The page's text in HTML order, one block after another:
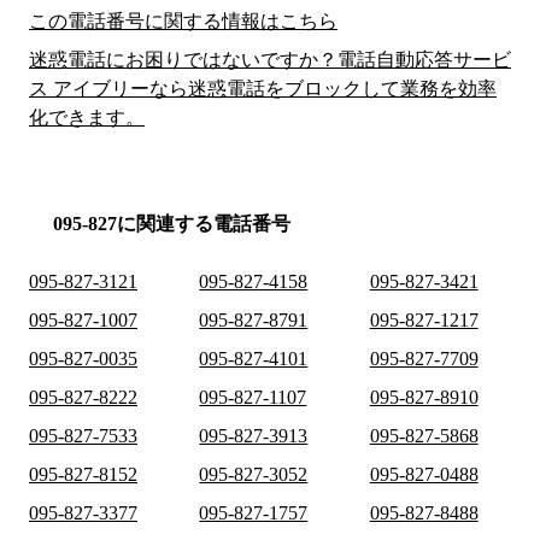
この電話番号に関する情報はこちら
迷惑電話にお困りではないですか？電話自動応答サービ
ス アイブリーなら迷惑電話をブロックして業務を効率
化できます。
095-827に関連する電話番号
095-827-3121 095-827-4158
095-827-3421
095-827-1007
095-827-8791
095-827-1217
095-827-0035
095-827-4101
095-827-7709
095-827-8222
095-827-1107
095-827-8910
095-827-7533
095-827-3913
095-827-5868
095-827-8152
095-827-3052
095-827-0488
095-827-3377
095-827-1757
095-827-8488